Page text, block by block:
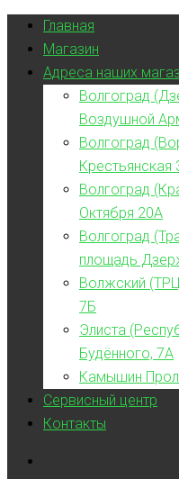
Главная
Магазин
Адреса наших
Волгоград
Воздушной
Волгоград
Крестьянская
Волгоград
Октября 20А
Волгоград
площадь
Волжский
7Б
Элиста
Будённого, 7А
Камышин
Сервисный центр
Контакты